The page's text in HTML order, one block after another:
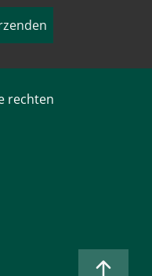
rechten